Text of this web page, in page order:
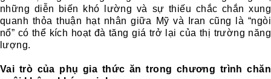
những diễn biến khó lường và sự thiếu chắc chắn xung
quanh thỏa thuận hạt nhân giữa Mỹ và Iran cũng là “ngòi
nổ” có thể kích hoạt đà tăng giá trở lại của thị trường năng
lượng.
Vai trò của phụ gia thức ăn trong chương trình chăn